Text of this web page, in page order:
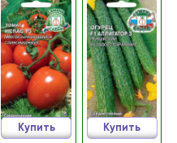
Купить Купить